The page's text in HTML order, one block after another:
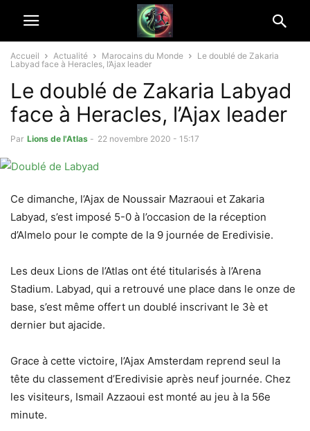
Accueil Actualité Marocains du Monde
Le doublé de Zakaria
Labyad face à Heracles, l’Ajax leader
Le doublé de Zakaria Labyad
face à Heracles, l’Ajax leader
Par Lions de l'Atlas - 22 novembre 2020 - 15:17
Ce dimanche, l’Ajax de Noussair Mazraoui et Zakaria
Labyad, s’est imposé 5-0 à l’occasion de la réception
d’Almelo pour le compte de la 9 journée de Eredivisie.
Les deux Lions de l’Atlas ont été titularisés à l’Arena
Stadium. Labyad, qui a retrouvé une place dans le onze de
base, s’est même offert un doublé inscrivant le 3è et
dernier but ajacide.
Grace à cette victoire, l’Ajax Amsterdam reprend seul la
tête du classement d’Eredivisie après neuf journée. Chez
les visiteurs, Ismail Azzaoui est monté au jeu à la 56e
minute.